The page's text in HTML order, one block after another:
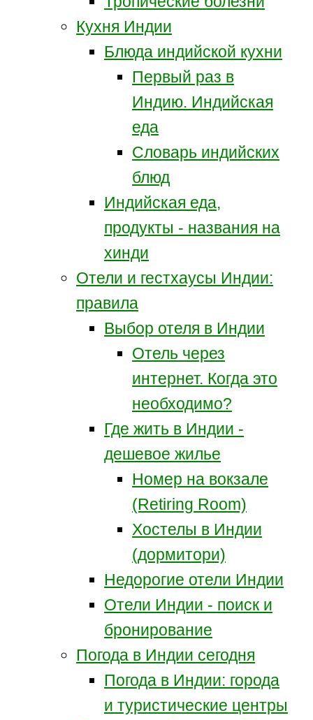
Кухня Индии
Блюда индийской кухни
Первый раз в
Индию. Индийская
еда
Словарь индийских
блюд
Индийская еда,
продукты - названия на
хинди
Отели и гестхаусы Индии:
правила
Выбор отеля в Индии
Отель через
интернет. Когда это
необходимо?
Где жить в Индии -
дешевое жилье
Номер на вокзале
(Retiring Room)
Хостелы в Индии
(дормитори)
Недорогие отели Индии
Отели Индии - поиск и
бронирование
Погода в Индии сегодня
Погода в Индии: города
и туристические центры